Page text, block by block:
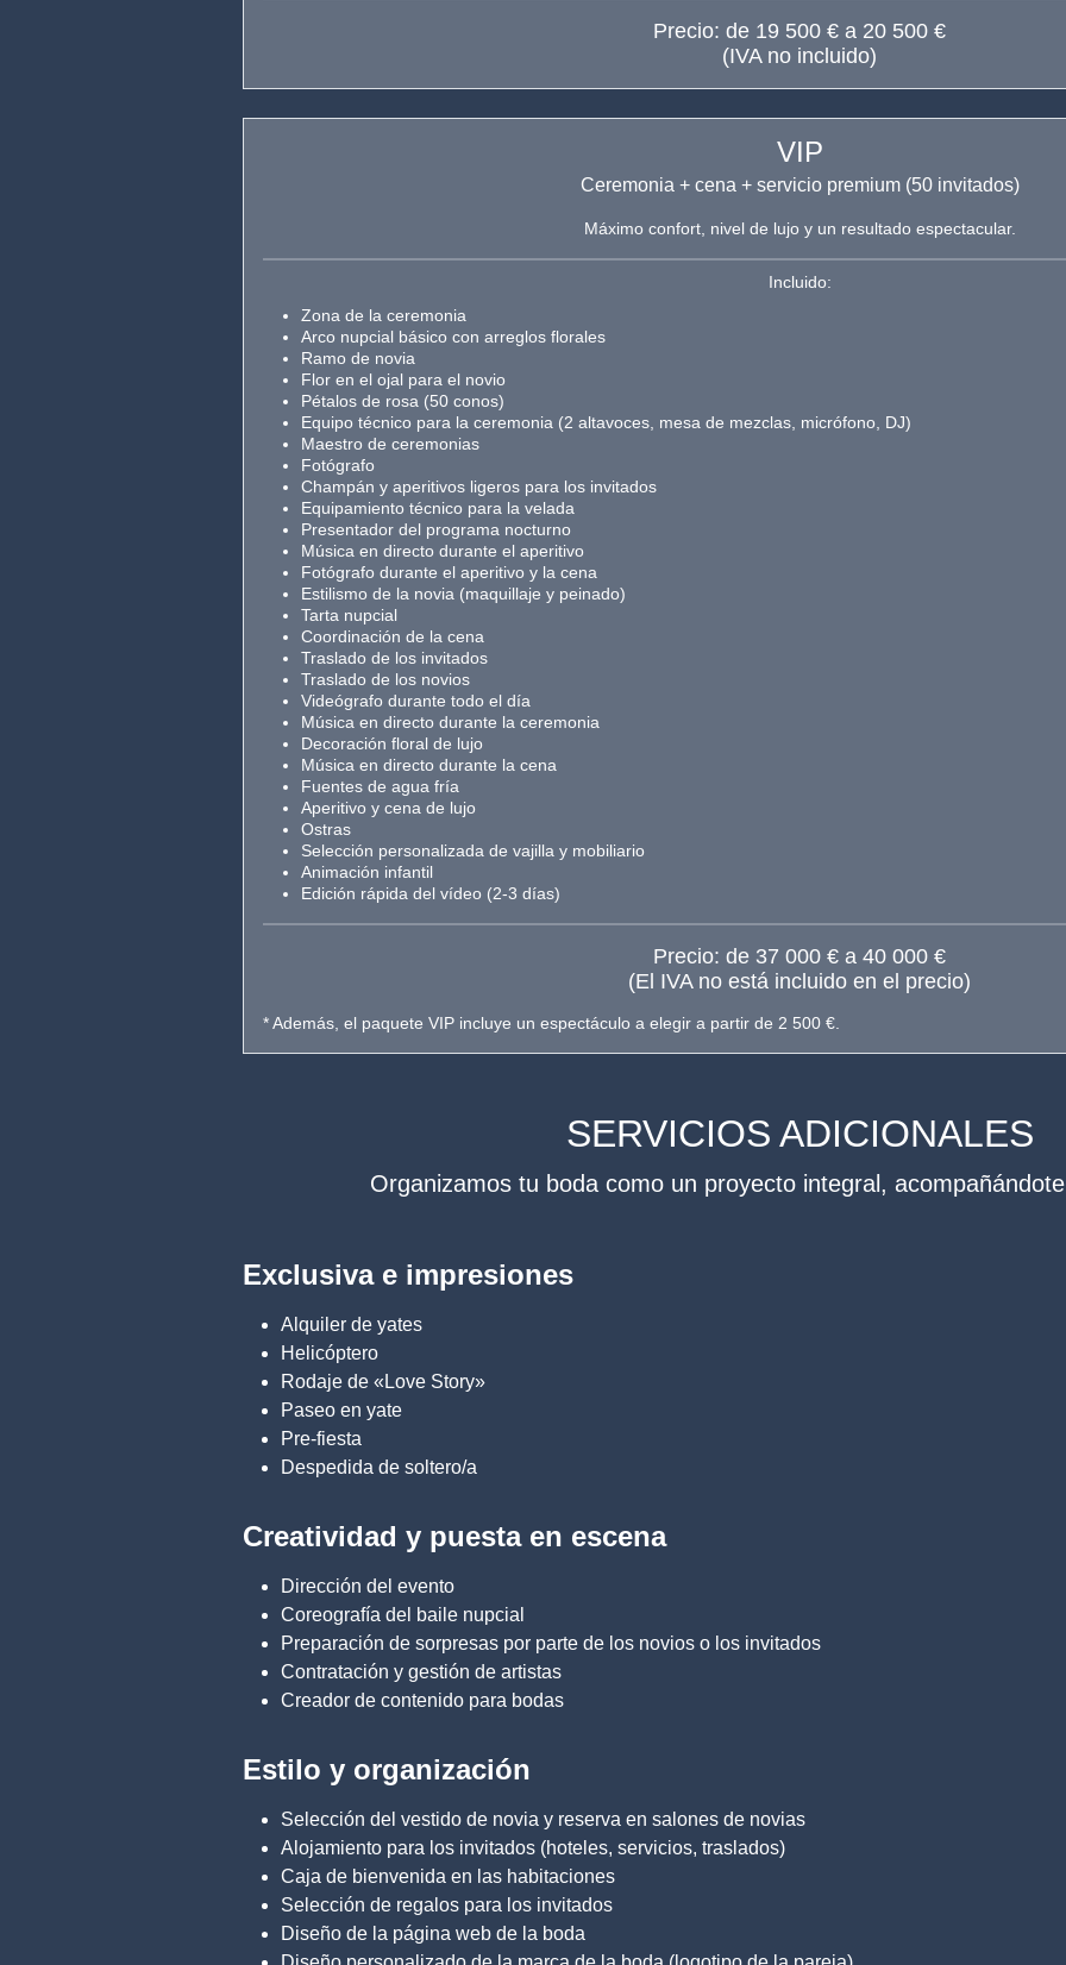
Precio: de 19 500 € a 20 500 €
(IVA no incluido)
VIP
Ceremonia + cena + servicio premium (50 invitados)
Máximo confort, nivel de lujo y un resultado espectacular.
Incluido:
Zona de la ceremonia
Arco nupcial básico con arreglos florales
Ramo de novia
Flor en el ojal para el novio
Pétalos de rosa (50 conos)
Equipo técnico para la ceremonia (2 altavoces, mesa de mezclas, micrófono, DJ)
Maestro de ceremonias
Fotógrafo
Champán y aperitivos ligeros para los invitados
Equipamiento técnico para la velada
Presentador del programa nocturno
Música en directo durante el aperitivo
Fotógrafo durante el aperitivo y la cena
Estilismo de la novia (maquillaje y peinado)
Tarta nupcial
Coordinación de la cena
Traslado de los invitados
Traslado de los novios
Videógrafo durante todo el día
Música en directo durante la ceremonia
Decoración floral de lujo
Música en directo durante la cena
Fuentes de agua fría
Aperitivo y cena de lujo
Ostras
Selección personalizada de vajilla y mobiliario
Animación infantil
Edición rápida del vídeo (2-3 días)
Precio: de 37 000 € a 40 000 €
(El IVA no está incluido en el precio)
* Además, el paquete VIP incluye un espectáculo a elegir a partir de 2 500 €.
SERVICIOS ADICIONALES
Organizamos tu boda como un proyecto integral,
Exclusiva e impresiones
Alquiler de yates
Helicóptero
Rodaje de «Love Story»
Paseo en yate
Pre-fiesta
Despedida de soltero/a
Creatividad y puesta en escena
Dirección del evento
Coreografía del baile nupcial
Preparación de sorpresas por parte de los novios o los invitados
Contratación y gestión de artistas
Creador de contenido para bodas
Estilo y organización
Selección del vestido de novia y reserva en salones de novias
Alojamiento para los invitados (hoteles, servicios, traslados)
Caja de bienvenida en las habitaciones
Selección de regalos para los invitados
Diseño de la página web de la boda